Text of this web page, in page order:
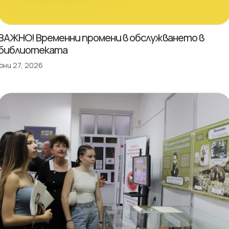
Временни промени в обслужването в
27, 2026